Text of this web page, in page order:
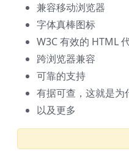
兼容移动浏览器
字体真棒图标
W3C 有效的 HTML
跨浏览器兼容
可靠的支持
有据可查，这就是为
以及更多